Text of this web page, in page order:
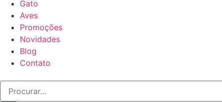
Gato
Aves
Promoções
Novidades
Blog
Contato